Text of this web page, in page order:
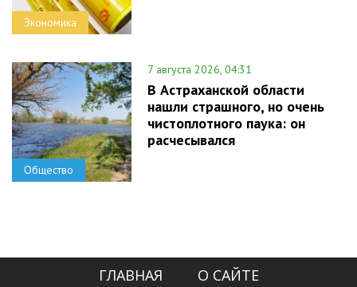
Экономика
Общество
7 августа 2026, 04:31
В Астраханской области
нашли страшного, но очень
чистоплотного паука: он
расчесывался
ГЛАВНАЯ
О САЙТЕ